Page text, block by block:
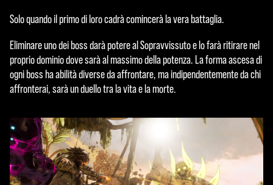
a
y
Clicc
su
Gioc
a,
acce
tti la
Solo quando il primo di loro cadrà comincerà la vera battaglia.
Eliminare uno dei boss darà potere al Sopravvissuto e lo farà ritirare nel
proprio dominio dove sarà al massimo della potenza. La forma ascesa di
ogni boss ha abilità diverse da affrontare, ma indipendentemente da chi
affronterai, sarà un duello tra la vita e la morte.